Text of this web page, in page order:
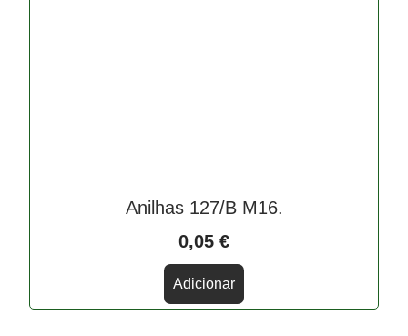
Anilhas 127/B M16.
0,05 €
Adicionar